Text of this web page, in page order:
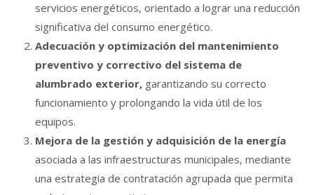
servicios energéticos, orientado a lograr una reducción
significativa del consumo energético.
Adecuación y optimización del mantenimiento
preventivo y correctivo del sistema de
alumbrado exterior, garantizando su correcto
funcionamiento y prolongando la vida útil de los
equipos.
Mejora de la gestión y adquisición de la energía
asociada a las infraestructuras municipales, mediante
una estrategia de contratación agrupada que permita